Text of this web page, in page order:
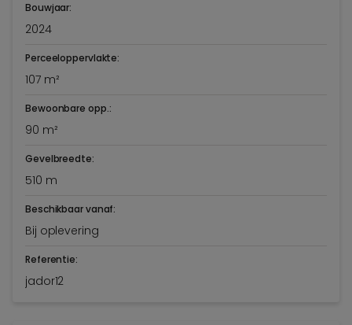
Bouwjaar:
2024
Perceeloppervlakte:
107 m²
Bewoonbare opp.:
90 m²
Gevelbreedte:
510 m
Beschikbaar vanaf:
Bij oplevering
Referentie:
jador12